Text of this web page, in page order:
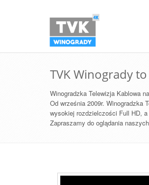
TVK Winogrady
Winogradzka Telewizja Kablowa
Od września 2009r. Winogradzka
wysokiej rozdzielczości Full HD, a
Zapraszamy do oglądania